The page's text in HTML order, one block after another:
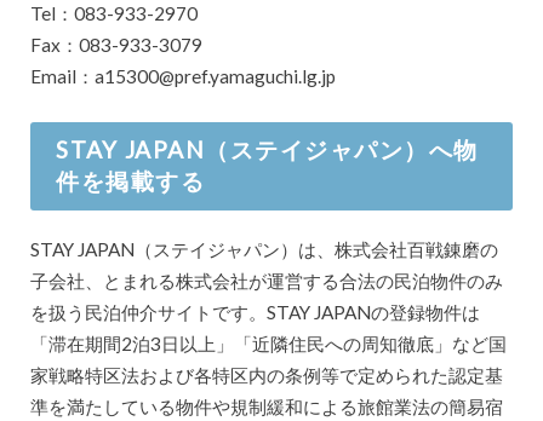
Tel：083-933-2970
Fax：083-933-3079
Email：a15300@pref.yamaguchi.lg.jp
STAY JAPAN（ステイジャパン）へ物
件を掲載する
STAY JAPAN（ステイジャパン）は、株式会社百戦錬磨の
子会社、とまれる株式会社が運営する合法の民泊物件のみ
を扱う民泊仲介サイトです。STAY JAPANの登録物件は
「滞在期間2泊3日以上」「近隣住民への周知徹底」など国
家戦略特区法および各特区内の条例等で定められた認定基
準を満たしている物件や規制緩和による旅館業法の簡易宿